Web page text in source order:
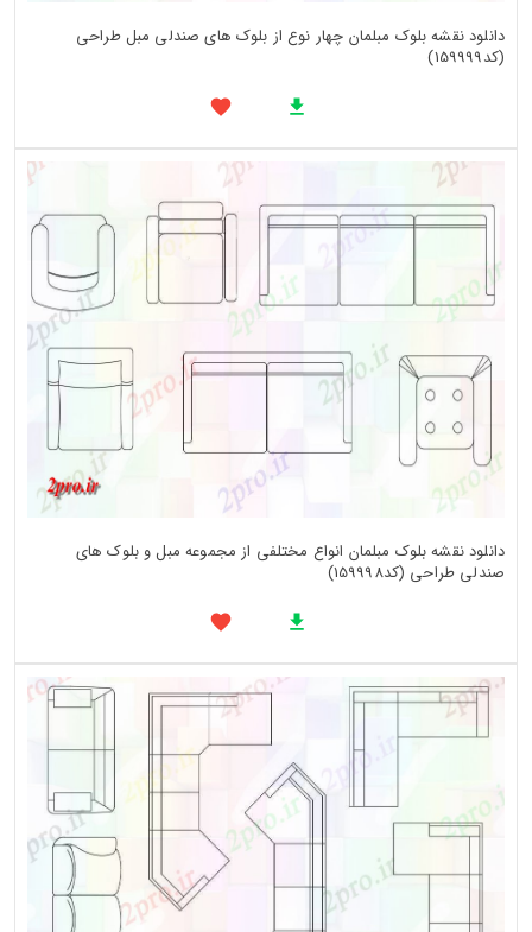
دانلود نقشه بلوک مبلمان چهار نوع از بلوک های صندلی مبل طراحی
(کد159999)
دانلود نقشه بلوک مبلمان انواع مختلفی از مجموعه مبل و بلوک های
صندلی طراحی (کد159998)